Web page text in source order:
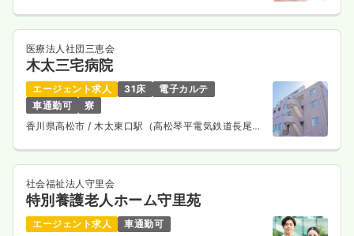
医療法人社団三恵会
木太三宅病院
エージェント求人 31床
電子カルテ
車通勤可
寮
香川県高松市 / 木太東口駅（高松琴平電気鉄道長尾
社会福祉法人守里会
特別養護老人ホーム守里苑
エージェント求人
車通勤可